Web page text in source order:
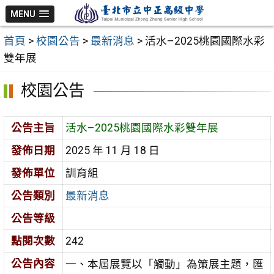
跳
至
主
要
MENU
首頁 > 校園公告 > 最新消息 > 活水–2025桃園國際水彩
雙年展
校園公告
公告主旨
活水–2025桃園國際水彩雙年展
發佈日期
2025 年 11 月 18 日
發佈單位
訓育組
公告類別
最新消息
公告等級
點閱次數
242
公告內容
一、本屆展覽以「觸動」為策展主題，匯